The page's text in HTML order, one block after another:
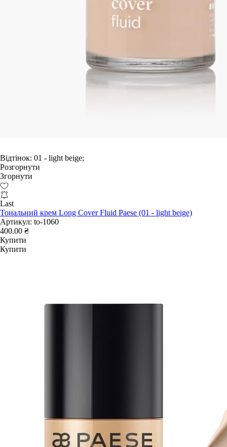
Відтінок: 01 - light beige;
Розгорнути
Згорнути
Last
Тональний крем Long Cover Fluid Paese (01 - light beige)
Артикул: to-1060
400.00 ₴
Купити
Купити